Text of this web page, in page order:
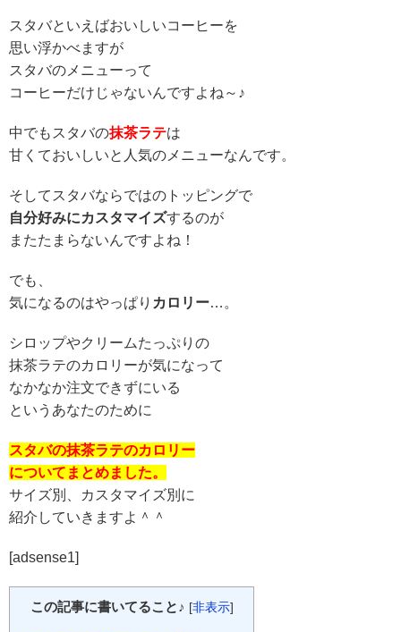
スタバといえばおいしいコーヒーを
思い浮かべますが
スタバのメニューって
コーヒーだけじゃないんですよね～♪
中でもスタバの抹茶ラテは
甘くておいしいと人気のメニューなんです。
そしてスタバならではのトッピングで
自分好みにカスタマイズするのが
またたまらないんですよね！
でも、
気になるのはやっぱり カロリー…。
シロップやクリームたっぷりの
抹茶ラテのカロリーが気になって
なかなか注文できずにいる
というあなたのために
スタバの抹茶ラテのカロリー
についてまとめました。
サイズ別、カスタマイズ別に
紹介していきますよ＾＾
[adsense1]
この記事に書いてること♪ [非表示]